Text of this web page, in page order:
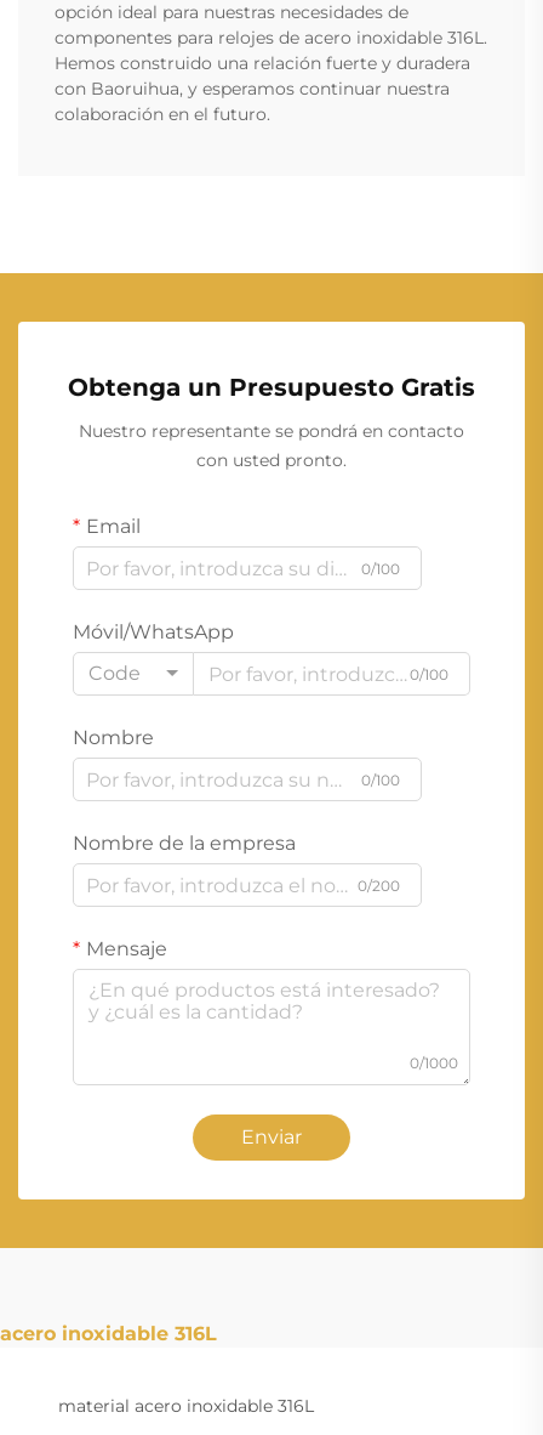
opción ideal para nuestras necesidades de
componentes para relojes de acero inoxidable 316L.
Hemos construido una relación fuerte y duradera
con Baoruihua, y esperamos continuar nuestra
colaboración en el futuro.
Obtenga un Presupuesto Gratis
Nuestro representante se pondrá en contacto
con usted pronto.
Email
0/100
Móvil/WhatsApp
Code
0/100
Nombre
0/100
Nombre de la empresa
0/200
Mensaje
0/1000
Enviar
acero inoxidable 316L
material acero inoxidable 316L